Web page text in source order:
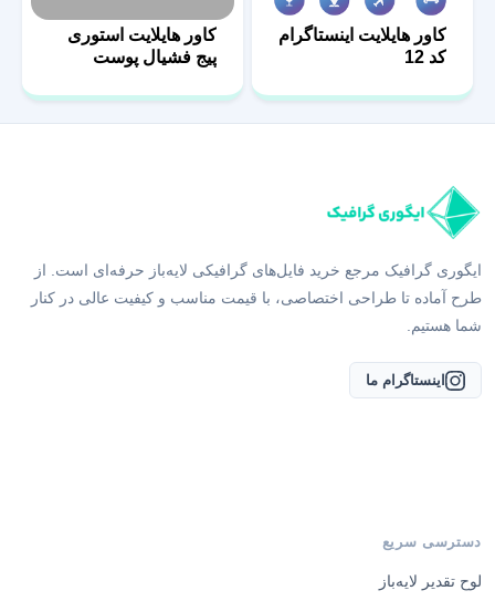
کاور هایلایت اینستاگرام
کد 12
کاور هایلایت استوری
پیج فشیال پوست
ایگوری گرافیک مرجع خرید فایل‌های گرافیکی لایه‌باز حرفه‌ای است. از
طرح آماده تا طراحی اختصاصی، با قیمت مناسب و کیفیت عالی در کنار
شما هستیم.
اینستاگرام ما
دسترسی سریع
لوح تقدیر لایه‌باز